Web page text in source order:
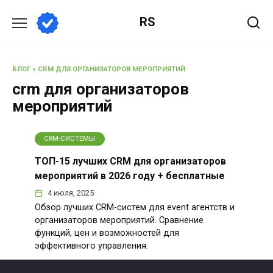
содержанию
RS
БЛОГ» CRM ДЛЯ ОРГАНИЗАТОРОВ МЕРОПРИЯТИЙ
crm для организаторов
мероприятий
CRM-СИСТЕМЫ
ТОП-15 лучших CRM для организаторов
мероприятий в 2026 году + бесплатные
4 июля, 2025
Обзор лучших CRM-систем для event агентств и
организаторов мероприятий. Сравнение
функций, цен и возможностей для
эффективного управления.